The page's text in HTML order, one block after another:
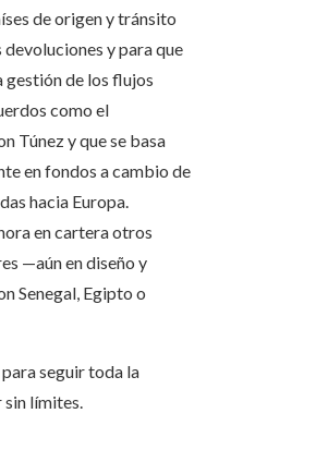
de origen y tránsito
y para que
gestión de los flujos
como el
Túnez y que se basa
en fondos a cambio de
hacia Europa.
en cartera otros
—aún en diseño y
Senegal, Egipto o
para seguir toda la
sin límites.